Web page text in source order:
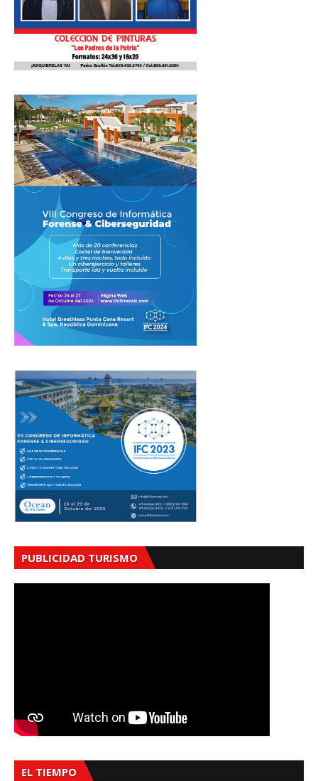
PUBLICIDAD TURISMO
EL TIEMPO